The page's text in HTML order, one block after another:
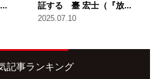
証する 臺 宏士（『放...
2025.07.10
記事ランキング